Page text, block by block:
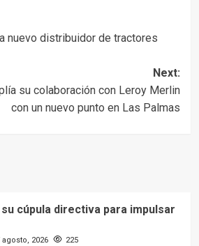
nuevo distribuidor de tractores
Next:
su colaboración con Leroy Merlin
con un nuevo punto en Las Palmas
cúpula directiva para impulsar
agosto, 2026
225